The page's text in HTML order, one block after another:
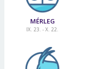
MÉRLEG
IX. 23. - X. 22.